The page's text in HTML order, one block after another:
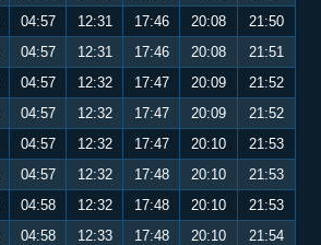
04:57 12:31 17:46 20:08
21:50
04:57 12:31 17:46 20:08
21:51
04:57 12:32 17:47 20:09
21:52
04:57 12:32 17:47 20:09
21:52
04:57 12:32 17:47 20:10
21:53
04:57 12:32 17:48 20:10
21:53
04:58 12:32 17:48 20:10
21:53
04:58 12:33 17:48 20:10
21:54